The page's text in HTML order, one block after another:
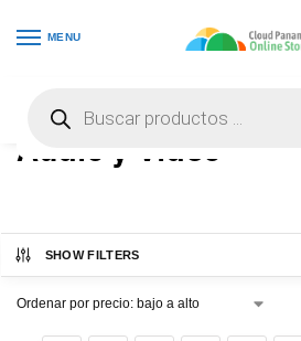
MENU
Audio y Video
SHOW FILTERS